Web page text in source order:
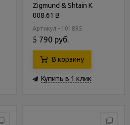
Zigmund & Shtain K
008.61 B
Артикул - 101895
5 790 руб.
В корзину
Купить в 1 клик